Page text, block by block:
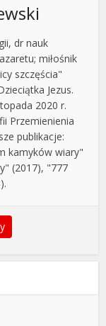
dr nauk
miłośnik
szczęścia"
Jezus.
2020 r.
Przemienienia
publikacje:
kamyków wiary"
(2017), "777